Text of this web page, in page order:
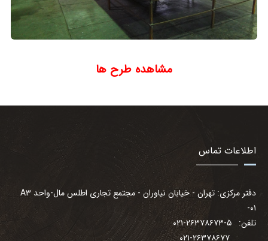
مشاهده طرح ها
اطلاعات تماس
دفتر مرکزی: تهران - خیابان نیاوران - مجتمع تجاری اطلس مال-واحد A۳
-۰۱
تلفن: ۵-۲۶۳۷۸۶۷۳-۰۲۱